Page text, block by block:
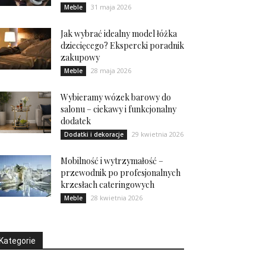
Meble 31 maja 2026
Jak wybrać idealny model łóżka
dziecięcego? Ekspercki poradnik
zakupowy
Meble 28 maja 2026
Wybieramy wózek barowy do
salonu – ciekawy i funkcjonalny
dodatek
Dodatki i dekoracje 29 kwietnia 2026
Mobilność i wytrzymałość –
przewodnik po profesjonalnych
krzesłach cateringowych
Meble 28 kwietnia 2026
Kategorie